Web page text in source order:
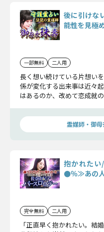
後に引けな
能性を見極
一部無料 二人用
長く想い続けている片想い
係が変化する出来事は近々
はあるのか、改めて恋成就
霊媒師・御
抱かれた
●％≫あの
完全無料 二人用
「正直早く抱かれたい。結